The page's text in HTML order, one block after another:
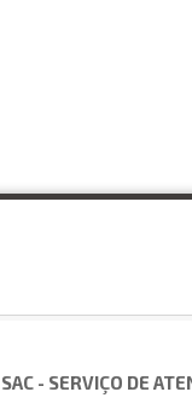
SAC - SERVIÇO DE